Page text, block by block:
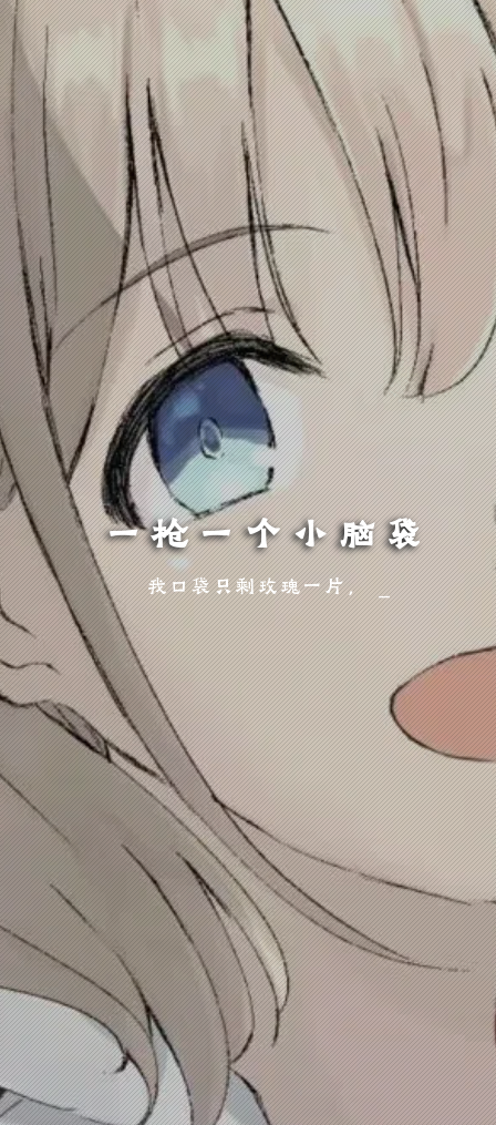
一枪一个小脑袋
我口袋只剩玫瑰一片， 此行